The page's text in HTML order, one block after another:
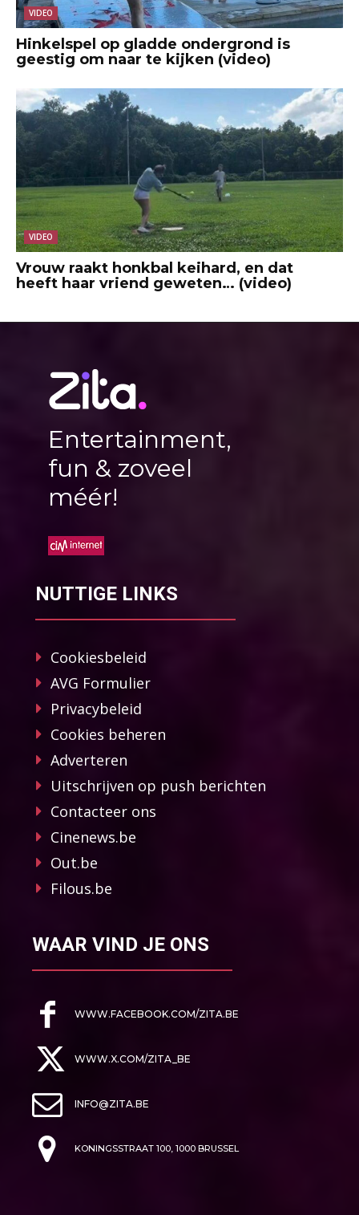
VIDEO
Hinkelspel op gladde ondergrond is
geestig om naar te kijken (video)
VIDEO
Vrouw raakt honkbal keihard, en dat
heeft haar vriend geweten… (video)
Entertainment,
fun & zoveel
méér!
NUTTIGE LINKS
Cookiesbeleid
AVG Formulier
Privacybeleid
Cookies beheren
Adverteren
Uitschrijven op push berichten
Contacteer ons
Cinenews.be
Out.be
Filous.be
WAAR VIND JE ONS
WWW.FACEBOOK.COM/ZITA.BE
WWW.X.COM/ZITA_BE
INFO@ZITA.BE
KONINGSSTRAAT 100, 1000 BRUSSEL